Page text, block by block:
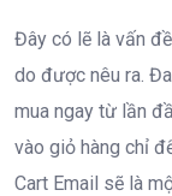
Đây có lẽ là vấn
do được nêu ra.
mua ngay từ lần
vào giỏ hàng chỉ
Cart Email sẽ là